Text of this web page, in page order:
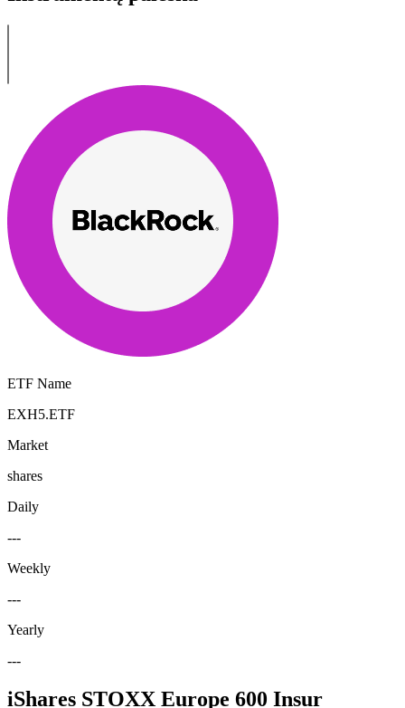
ETF Name
EXH5.ETF
Market
shares
Daily
---
Weekly
---
Yearly
---
iShares STOXX Europe 600 Insur